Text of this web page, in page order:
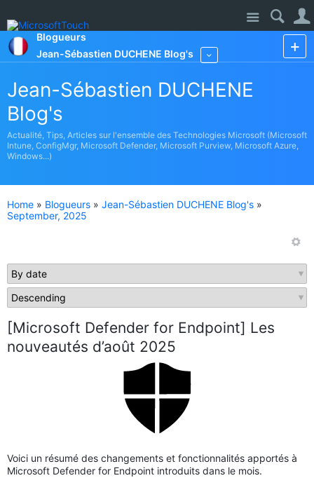
Site
Blogueurs
Jean-Sébastien DUCHENE Blog's
Jean-Sébastien DUCHENE
Blog's
Actualité, Tips, Articles sur l'ensemble des Technologies Microsoft (Microsoft
Intune, ConfigMgr, Microsoft Defender, Microsoft Purview, Microsoft Azure,
Windows...)
Home » Blogueurs » Jean-Sébastien DUCHENE Blog's »
September, 2025
[Microsoft Defender for Endpoint] Les
nouveautés d’août 2025
Voici un résumé des changements et fonctionnalités apportés à
Microsoft Defender for Endpoint introduits dans le mois.